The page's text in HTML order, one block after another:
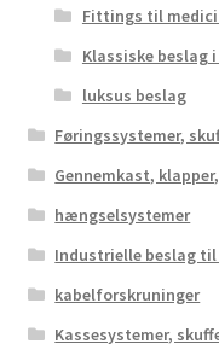
Fittings til
Klassiske
luksus beslag
Føringssystemer,
Gennemkast,
hængselsystemer
Industrielle beslag
kabelforskruninger
Kassesystemer,